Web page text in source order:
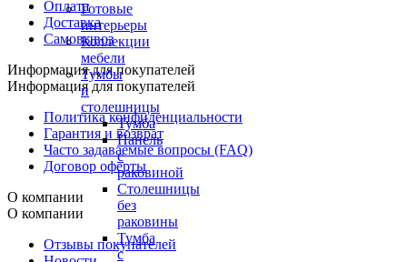
Готовые
интерьеры
Коллекции
мебели
Тумбы
и
столешницы
Тумба
Панель
с
раковиной
Столешницы
без
раковины
Тумба
с
Оплата
Доставка
Самовывоз
Информация для покупателей
Информация для покупателей
Политика конфиденциальности
Гарантия и возврат
Часто задаваемые вопросы (FAQ)
Договор оферты
О компании
О компании
Отзывы покупателей